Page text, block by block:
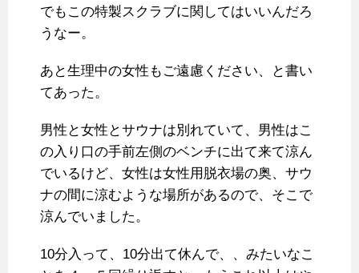
でもこの特製スクラブに関してはいいんだろ
うなー。
あと生理中の女性もご遠慮ください、と書い
てあった。
男性と女性とサウナは別れていて、男性はこ
の入り口の手前左側のベンチに出て来て涼ん
でいるけど、女性は女性用脱衣場の奥、サウ
ナの間に涼むような場所があるので、そこで
涼んでいました。
10分入って、10分出て休んで、、みたいなこ